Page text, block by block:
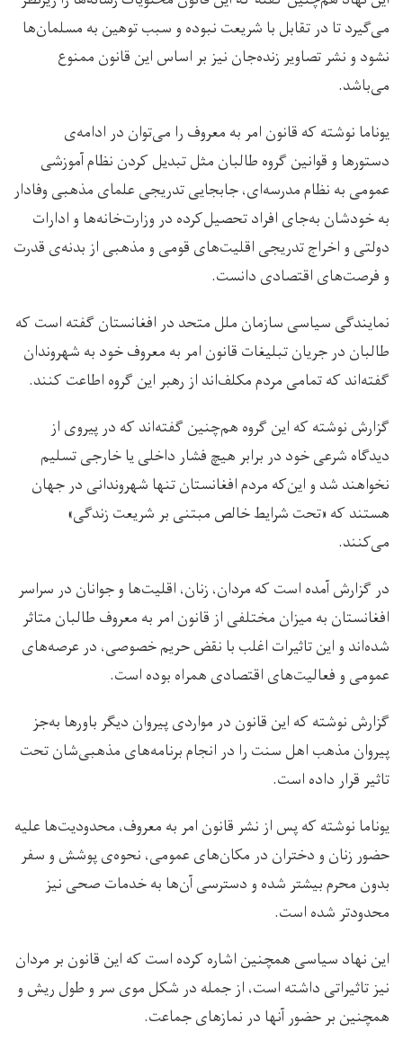
می‌گیرد تا در تقابل با شريعت نبوده و سبب توهين به مسلمان‌ها
نشود و نشر تصاوير زنده‌جان نیز بر اساس این قانون ممنوع
می‌باشد.
یوناما نوشته که قانون امر به معروف را می‌توان در ادامه‌ی
دستورها و قوانین گروه طالبان مثل تبديل کردن نظام آموزشى
عمومى به نظام مدرسه‌ای، جابجايى تدريجى علماى مذهبی وفادار
به خودشان به‌جای افراد تحصيل‌كرده در وزارت‌خانه‌ها و ادارات
دولتی و اخراج تدریجی اقليت‌هاى قومى و مذهبى از بدنه‌ی قدرت
و فرصت‌هاى اقتصادى دانست.
نمایندگی سیاسی سازمان ملل متحد در افغانستان گفته است که
طالبان در جریان تبلیغات قانون امر به معروف خود به شهروندان
گفته‌اند که تمامی مردم مكلف‌اند از رهبر این گروه اطاعت كنند.
گزارش نوشته که این گروه هم‌چنین گفته‌اند که در پيروى از
ديدگاه شرعى خود در برابر هيچ فشار داخلى يا خارجى تسليم
نخواهند شد و این‌که مردم افغانستان تنها شهروندانی در جهان
هستند که «تحت شرايط خالص مبتنى بر شريعت زندگی»
می‌كنند.
در گزارش آمده است که مردان، زنان، اقليت‌ها و جوانان در سراسر
افغانستان به ميزان مختلفی از قانون امر به معروف طالبان متاثر
شده‌اند و اين تاثيرات اغلب با نقض حريم خصوصى، در عرصه‌هاى
عمومی و فعاليت‌هاى اقتصادى همراه بوده است.
گزارش نوشته که این قانون در مواردی پیروان دیگر باورها به‌جز
پیروان مذهب اهل سنت را در انجام برنامه‌های مذهبى‌شان تحت
تاثیر قرار داده است.
يوناما نوشته که پس از نشر قانون امر به معروف، محدودیت‌ها علیه
حضور زنان و دختران در مكان‌هاى عمومى، نحوه‌ی پوشش و سفر
بدون محرم بیشتر شده و دسترسى آن‌ها به خدمات صحی نیز
محدودتر شده است.
این نهاد سیاسی همچنین اشاره کرده است که این قانون بر مردان
نیز تاثیراتی داشته است، از جمله در شکل موی سر و طول ریش و
همچنین بر حضور آنها در نمازهای جماعت.